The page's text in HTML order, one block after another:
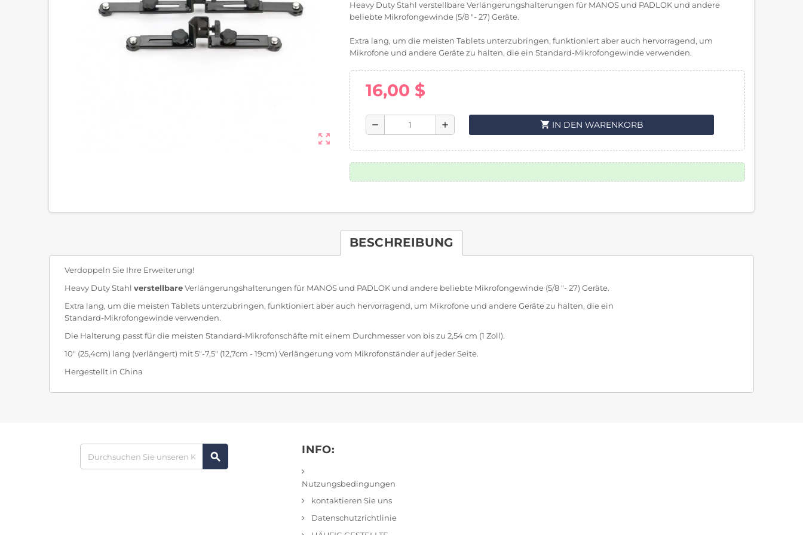
zoom_out_map
Heavy Duty Stahl verstellbare Verlängerungshalterungen für MANOS und PADLOK und andere
beliebte Mikrofongewinde (5/8 "- 27) Geräte.
Extra lang, um die meisten Tablets unterzubringen, funktioniert aber auch hervorragend, um
Mikrofone und andere Geräte zu halten, die ein Standard-Mikrofongewinde verwenden.
16,00 $
remove add shopping_cart IN DEN WARENKORB
BESCHREIBUNG
Verdoppeln Sie Ihre Erweiterung!
Heavy Duty Stahl verstellbareVerlängerungshalterungen für MANOS und PADLOK und andere beliebte Mikrofongewinde (5/8 "- 27) Geräte.
Extra lang, um die meisten Tablets unterzubringen, funktioniert aber auch hervorragend, um Mikrofone und andere Geräte zu halten, die ein
Standard-Mikrofongewinde verwenden.
Die Halterung passt für die meisten Standard-Mikrofonschäfte mit einem Durchmesser von bis zu 2,54 cm (1 Zoll).
10" (25,4cm) lang (verlängert) mit 5"-7,5" (12,7cm - 19cm) Verlängerung vom Mikrofonständer auf jeder Seite.
Hergestellt in China
search
INFO:
Nutzungsbedingungen
kontaktieren Sie uns
Datenschutzrichtlinie